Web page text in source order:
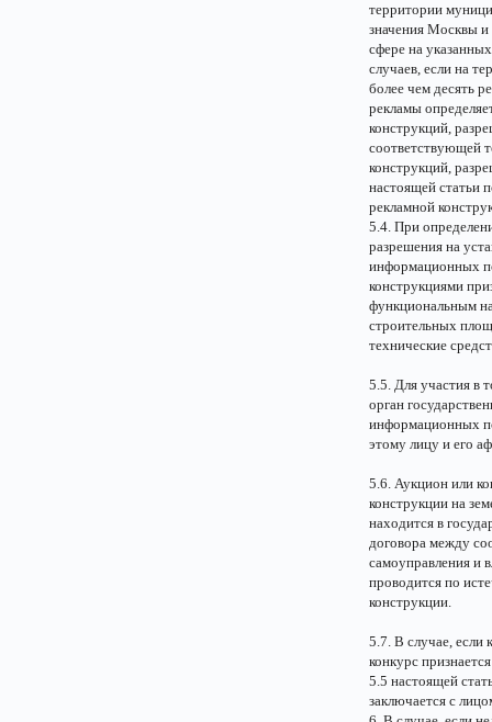
территории
значения Москвы и
сфере на
случаев, если на
более чем десять
рекламы
конструкций,
соответствующей
конструкций,
настоящей статьи
рекламной
5.4. При
разрешения на
информационных
конструкциями
функциональным
строительных
технические
5.5. Для участия в
орган
информационных
этому лицу и его
5.6. Аукцион или
конструкции на
находится в
договора между
самоуправления и
проводится по
конструкции.
5.7. В случае, если
конкурс
5.5 настоящей
заключается с